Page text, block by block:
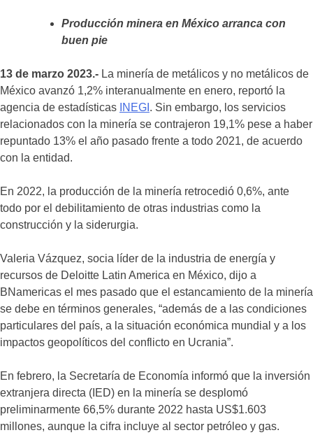
Producción minera en México arranca con
buen pie
13 de marzo 2023.- La minería de metálicos y no metálicos de
México avanzó 1,2% interanualmente en enero, reportó la
agencia de estadísticas INEGI . Sin embargo, los servicios
relacionados con la minería se contrajeron 19,1% pese a haber
repuntado 13% el año pasado frente a todo 2021, de acuerdo
con la entidad.
En 2022, la producción de la minería retrocedió 0,6%, ante
todo por el debilitamiento de otras industrias como la
construcción y la siderurgia.
Valeria Vázquez, socia líder de la industria de energía y
recursos de Deloitte Latin America en México, dijo a
BNamericas el mes pasado que el estancamiento de la minería
se debe en términos generales, “además de a las condiciones
particulares del país, a la situación económica mundial y a los
impactos geopolíticos del conflicto en Ucrania”.
En febrero, la Secretaría de Economía informó que la inversión
extranjera directa (IED) en la minería se desplomó
preliminarmente 66,5% durante 2022 hasta US$1.603
millones, aunque la cifra incluye al sector petróleo y gas.